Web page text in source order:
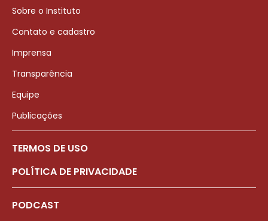
Sobre o Instituto
Contato e cadastro
Imprensa
Transparência
Equipe
Publicações
TERMOS DE USO
POLÍTICA DE PRIVACIDADE
PODCAST